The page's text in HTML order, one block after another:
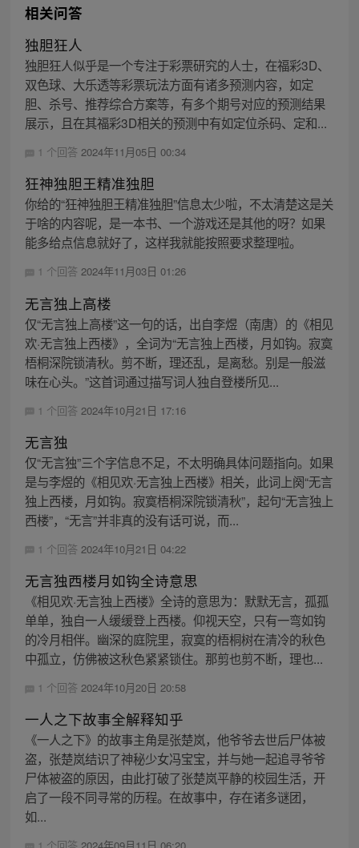
相关问答
独胆狂人
独胆狂人似乎是一个专注于彩票研究的人士，在福彩3D、
双色球、大乐透等彩票玩法方面有诸多预测内容，如定
胆、杀号、推荐综合方案等，有多个期号对应的预测结果
展示，且在其福彩3D相关的预测中有如定位杀码、定和...
1 个回答 2024年11月05日 00:34
狂神独胆王精准独胆
你给的“狂神独胆王精准独胆”信息太少啦，不太清楚这是关
于啥的内容呢，是一本书、一个游戏还是其他的呀？如果
能多给点信息就好了，这样我就能按照要求整理啦。
1 个回答 2024年11月03日 01:26
无言独上高楼
仅“无言独上高楼”这一句的话，出自李煜（南唐）的《相见
欢·无言独上西楼》，全词为“无言独上西楼，月如钩。寂寞
梧桐深院锁清秋。剪不断，理还乱，是离愁。别是一般滋
味在心头。”这首词通过描写词人独自登楼所见...
1 个回答 2024年10月21日 17:16
无言独
仅“无言独”三个字信息不足，不太明确具体问题指向。如果
是与李煜的《相见欢·无言独上西楼》相关，此词上阕“无言
独上西楼，月如钩。寂寞梧桐深院锁清秋”，起句“无言独上
西楼”，“无言”并非真的没有话可说，而...
1 个回答 2024年10月21日 04:22
无言独西楼月如钩全诗意思
《相见欢·无言独上西楼》全诗的意思为：默默无言，孤孤
单单，独自一人缓缓登上西楼。仰视天空，只有一弯如钩
的冷月相伴。幽深的庭院里，寂寞的梧桐树在清冷的秋色
中孤立，仿佛被这秋色紧紧锁住。那剪也剪不断，理也...
1 个回答 2024年10月20日 20:58
一人之下故事全解释知乎
《一人之下》的故事主角是张楚岚，他爷爷去世后尸体被
盗，张楚岚结识了神秘少女冯宝宝，并与她一起追寻爷爷
尸体被盗的原因，由此打破了张楚岚平静的校园生活，开
启了一段不同寻常的历程。在故事中，存在诸多谜团，
如...